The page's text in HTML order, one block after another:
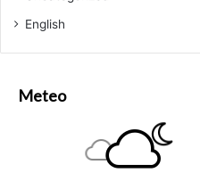
English
Meteo